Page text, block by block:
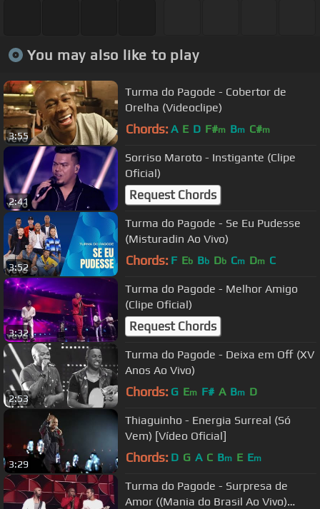
You may also like to play
3:55
Turma do Pagode - Cobertor de
Orelha (Videoclipe)
Chords: A E D F#m Bm C#m
2:41
Sorriso Maroto - Instigante (Clipe
Oficial)
Request Chords
3:52
Turma do Pagode - Se Eu Pudesse
(Misturadin Ao Vivo)
Chords: F Eb Bb Db Cm Dm C
3:32
Turma do Pagode - Melhor Amigo
(Clipe Oficial)
Request Chords
2:53
Turma do Pagode - Deixa em Off (XV
Anos Ao Vivo)
Chords: G Em F# A Bm D
3:29
Thiaguinho - Energia Surreal (Só
Vem) [Vídeo Oficial]
Chords: D G A C Bm E Em
Turma do Pagode - Surpresa de
Amor ((Mania do Brasil Ao Vivo)